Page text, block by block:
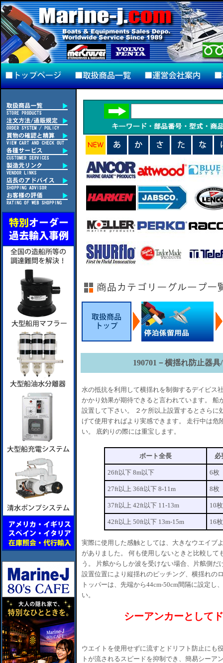
190701－横揺れ防止器
水の抵抗を利用して横揺れを制御するデイビス
かかり効果が期待できると言われています。
設置して下さい。 ２ケ所以上設置するとさらに
げて使用すればより実感できます。 走行中は
い。 底釣りの際には重宝します。
ボート全長 必
26ft以下 8m以下 6枚
27ft以上 36ft以下 8-11m 8枚
37ft以上 42ft以下 11-13m 10
42ft以上 50ft以下 13m-15m 16
実際に使用した感触としては、大きなウエイブ
がありました。 何も使用しないときと比較し
う。 片舷からしか波を受けない場合、片舷側
設置位置により縦揺れのピッチング、横揺れの
トッパーは、先端から44cm-50cm間隔に設定し
い。
シーアンカーとして
ウエイトを使用せずに流すとドリフト防止にも
トが流されるスピードを抑制でき、簡易シーア